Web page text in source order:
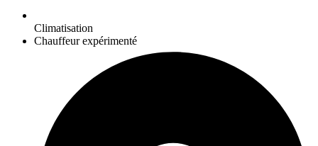
Climatisation
Chauffeur expérimenté